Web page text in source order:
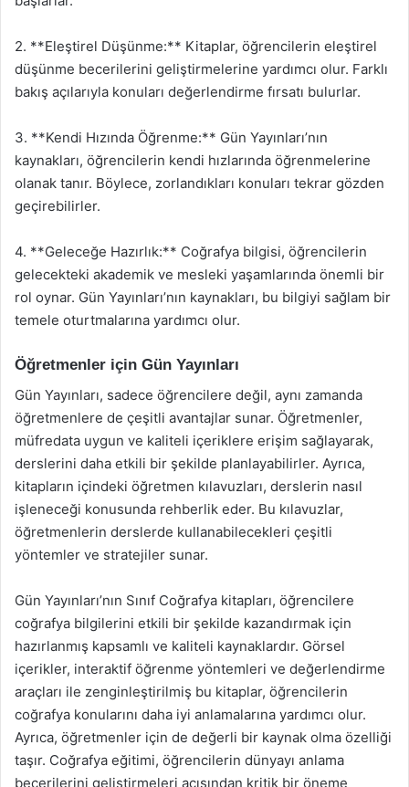
2. **Eleştirel Düşünme:** Kitaplar, öğrencilerin eleştirel
düşünme becerilerini geliştirmelerine yardımcı olur. Farklı
bakış açılarıyla konuları değerlendirme fırsatı bulurlar.
3. **Kendi Hızında Öğrenme:** Gün Yayınları’nın
kaynakları, öğrencilerin kendi hızlarında öğrenmelerine
olanak tanır. Böylece, zorlandıkları konuları tekrar gözden
geçirebilirler.
4. **Geleceğe Hazırlık:** Coğrafya bilgisi, öğrencilerin
gelecekteki akademik ve mesleki yaşamlarında önemli bir
rol oynar. Gün Yayınları’nın kaynakları, bu bilgiyi sağlam bir
temele oturtmalarına yardımcı olur.
Öğretmenler için Gün Yayınları
Gün Yayınları, sadece öğrencilere değil, aynı zamanda
öğretmenlere de çeşitli avantajlar sunar. Öğretmenler,
müfredata uygun ve kaliteli içeriklere erişim sağlayarak,
derslerini daha etkili bir şekilde planlayabilirler. Ayrıca,
kitapların içindeki öğretmen kılavuzları, derslerin nasıl
işleneceği konusunda rehberlik eder. Bu kılavuzlar,
öğretmenlerin derslerde kullanabilecekleri çeşitli
yöntemler ve stratejiler sunar.
Gün Yayınları’nın Sınıf Coğrafya kitapları, öğrencilere
coğrafya bilgilerini etkili bir şekilde kazandırmak için
hazırlanmış kapsamlı ve kaliteli kaynaklardır. Görsel
içerikler, interaktif öğrenme yöntemleri ve değerlendirme
araçları ile zenginleştirilmiş bu kitaplar, öğrencilerin
coğrafya konularını daha iyi anlamalarına yardımcı olur.
Ayrıca, öğretmenler için de değerli bir kaynak olma özelliği
taşır. Coğrafya eğitimi, öğrencilerin dünyayı anlama
becerilerini geliştirmeleri açısından kritik bir öneme